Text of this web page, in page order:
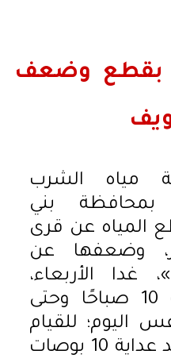
بقطع وضعف
مياه الشرب
بني
المياه عن قرى
وضعفها عن
الأربعاء،
اعتبارًا من الساعة 10 صباحًا وحتى
نفس اليوم؛ للقيام
بأعمال إحلال وتجديد عداية 10 بوصات